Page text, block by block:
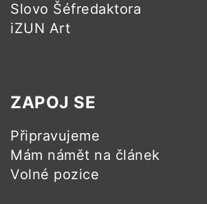
Slovo Šéfredaktora
iZUN Art
ZAPOJ SE
Připravujeme
Mám námět na článek
Volné pozice